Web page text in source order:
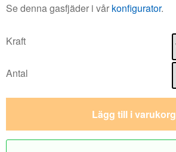
Se denna gasfjäder i vår konfigurator.
Kraft
Antal
Lägg till i varukorg